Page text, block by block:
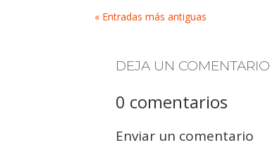
« Entradas más antiguas
DEJA UN COMENTARIO
0 comentarios
Enviar un comentario